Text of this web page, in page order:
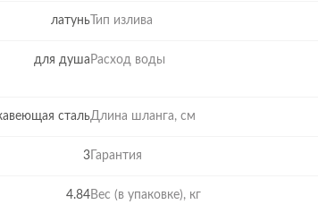
латунь Тип излива
для душа Расход воды
стальДлина шланга, см
3 Гарантия
4.84Вес (в упаковке), кг